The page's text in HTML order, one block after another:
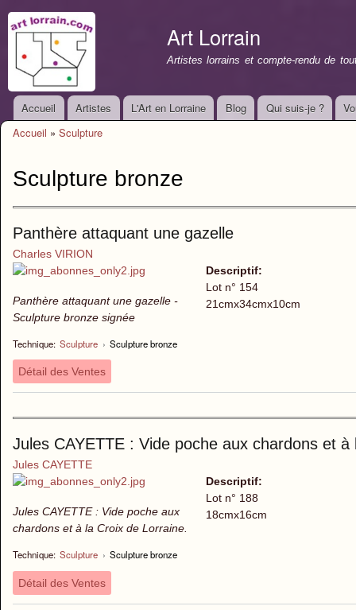
Art Lorrain
Artistes lorrains et compte-rendu de
Menu principal
Accueil Artistes L'Art en Lorraine Blog Qui suis-je ?
Accueil » Sculpture
Sculpture bronze
Panthère attaquant une gazelle
Charles VIRION
Panthère attaquant une gazelle -
Sculpture bronze signée
Technique: Sculpture › Sculpture bronze
Descriptif:
Lot n° 154
21cmx34cmx10cm
Détail des Ventes
Jules CAYETTE : Vide poche aux chardons et
Jules CAYETTE
Jules CAYETTE : Vide poche aux
chardons et à la Croix de Lorraine.
Technique: Sculpture › Sculpture bronze
Descriptif:
Lot n° 188
18cmx16cm
Détail des Ventes